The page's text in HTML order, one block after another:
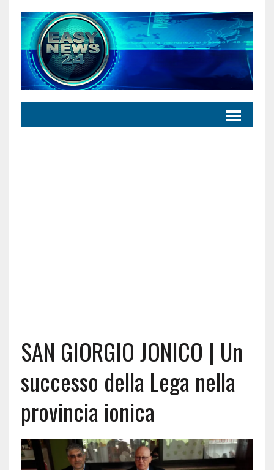
SAN GIORGIO JONICO | Un
successo della Lega nella
provincia ionica